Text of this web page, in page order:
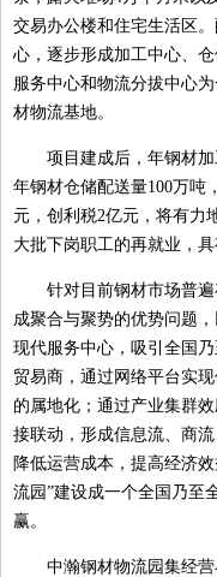
交易办公楼和住宅生活区
心，逐步形成加工中心、
服务中心和物流分拔中心
材物流基地。
项目建成后，年钢材加
年钢材仓储配送量100万吨
元，创利税2亿元，将有力
大批下岗职工的再就业，
针对目前钢材市场普
成聚合与聚势的优势问题
现代服务中心，吸引全国
贸易商，通过网络平台实
的属地化；通过产业集群
接联动，形成信息流、商
降低运营成本，提高经济
流园”建设成一个全国乃至
赢。
中瀚钢材物流园集经